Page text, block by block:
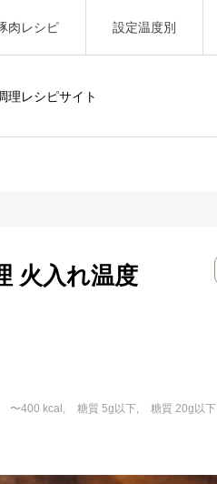
理レシピサイト
肉レシピ 設定温度別
火入れ温度
〜400 kcal 糖質 5g以下
糖質 20g以下